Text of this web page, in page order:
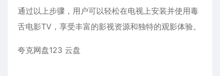
通过以上步骤，用户可以轻松在电视上安装并使用毒
舌电影TV，享受丰富的影视资源和独特的观影体验。
夸克网盘123 云盘